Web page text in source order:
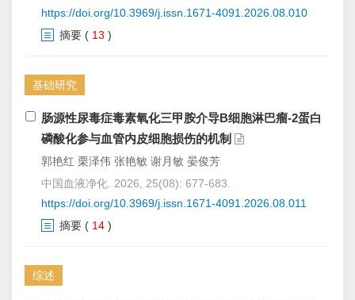
https://doi.org/10.3969/j.issn.1671-4091.2026.08.010
摘要 ( 13 )
基础研究
肠源性尿毒症毒素氧化三甲胺介导B细胞淋巴瘤-2蛋白
磷酸化参与血管内皮细胞损伤的机制
郭艳红 栗泽伟 张艳敏 谢月敏 晏俊芳
中国血液净化. 2026, 25(08): 677-683.
https://doi.org/10.3969/j.issn.1671-4091.2026.08.011
摘要 ( 14 )
综述